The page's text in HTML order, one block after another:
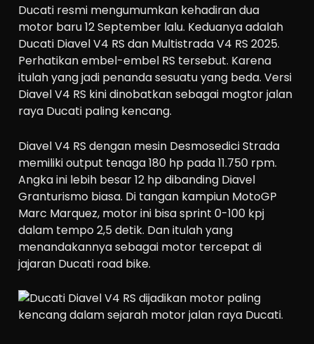
Ducati resmi mengumumkan kehadiran dua
motor baru 12 September lalu. Keduanya adalah
Ducati Diavel V4 RS dan Multistrada V4 RS 2025.
Perhatikan embel-embel RS tersebut. Karena
itulah yang jadi penanda sesuatu yang beda. Versi
Diavel V4 RS kini dinobatkan sebagai mogtor jalan
raya Ducati paling kencang.
Diavel V4 RS dengan mesin Desmosedici Strada
memiliki output tenaga 180 hp pada 11.750 rpm.
Angka ini lebih besar 12 hp dibanding Diavel
Granturismo biasa. Di tangan kampiun MotoGP
Marc Marquez, motor ini bisa sprint 0-100 kpj
dalam tempo 2,5 detik. Dan itulah yang
menandakannya sebagai motor tercepat di
jajaran Ducati road bike.